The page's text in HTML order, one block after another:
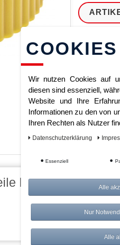
bei AWWM:
Risikolos: 14
Über 20.000
COOKIES
Wir nutzen Cookies auf
diesen sind essenziell,
Website und Ihre
Informationen zu den von
Ihren Rechten als Nutzer
Daten­schutz­erklärung
Essenziell
Alle
Nur
Alle